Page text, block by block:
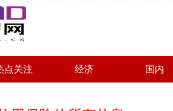
点关注 经济 国内